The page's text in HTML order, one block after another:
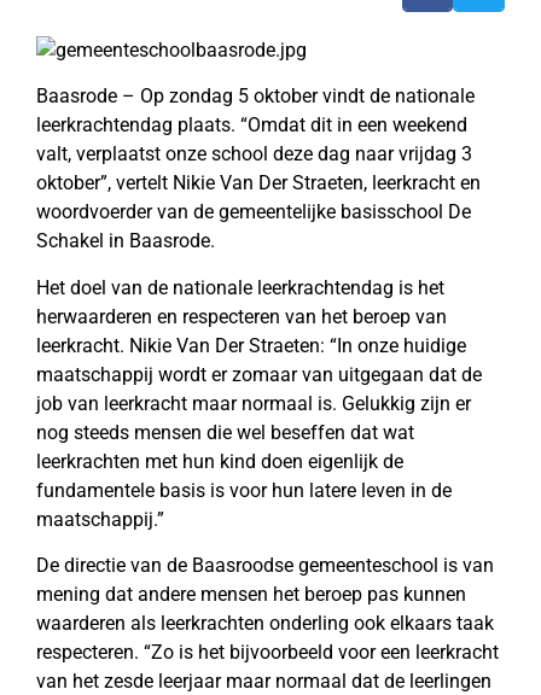
Baasrode – Op zondag 5 oktober vindt de nationale
leerkrachtendag plaats. “Omdat dit in een weekend
valt, verplaatst onze school deze dag naar vrijdag 3
oktober”, vertelt Nikie Van Der Straeten, leerkracht en
woordvoerder van de gemeentelijke basisschool De
Schakel in Baasrode.
Het doel van de nationale leerkrachtendag is het
herwaarderen en respecteren van het beroep van
leerkracht. Nikie Van Der Straeten: “In onze huidige
maatschappij wordt er zomaar van uitgegaan dat de
job van leerkracht maar normaal is. Gelukkig zijn er
nog steeds mensen die wel beseffen dat wat
leerkrachten met hun kind doen eigenlijk de
fundamentele basis is voor hun latere leven in de
maatschappij.”
De directie van de Baasroodse gemeenteschool is van
mening dat andere mensen het beroep pas kunnen
waarderen als leerkrachten onderling ook elkaars taak
respecteren. “Zo is het bijvoorbeeld voor een leerkracht
van het zesde leerjaar maar normaal dat de leerlingen